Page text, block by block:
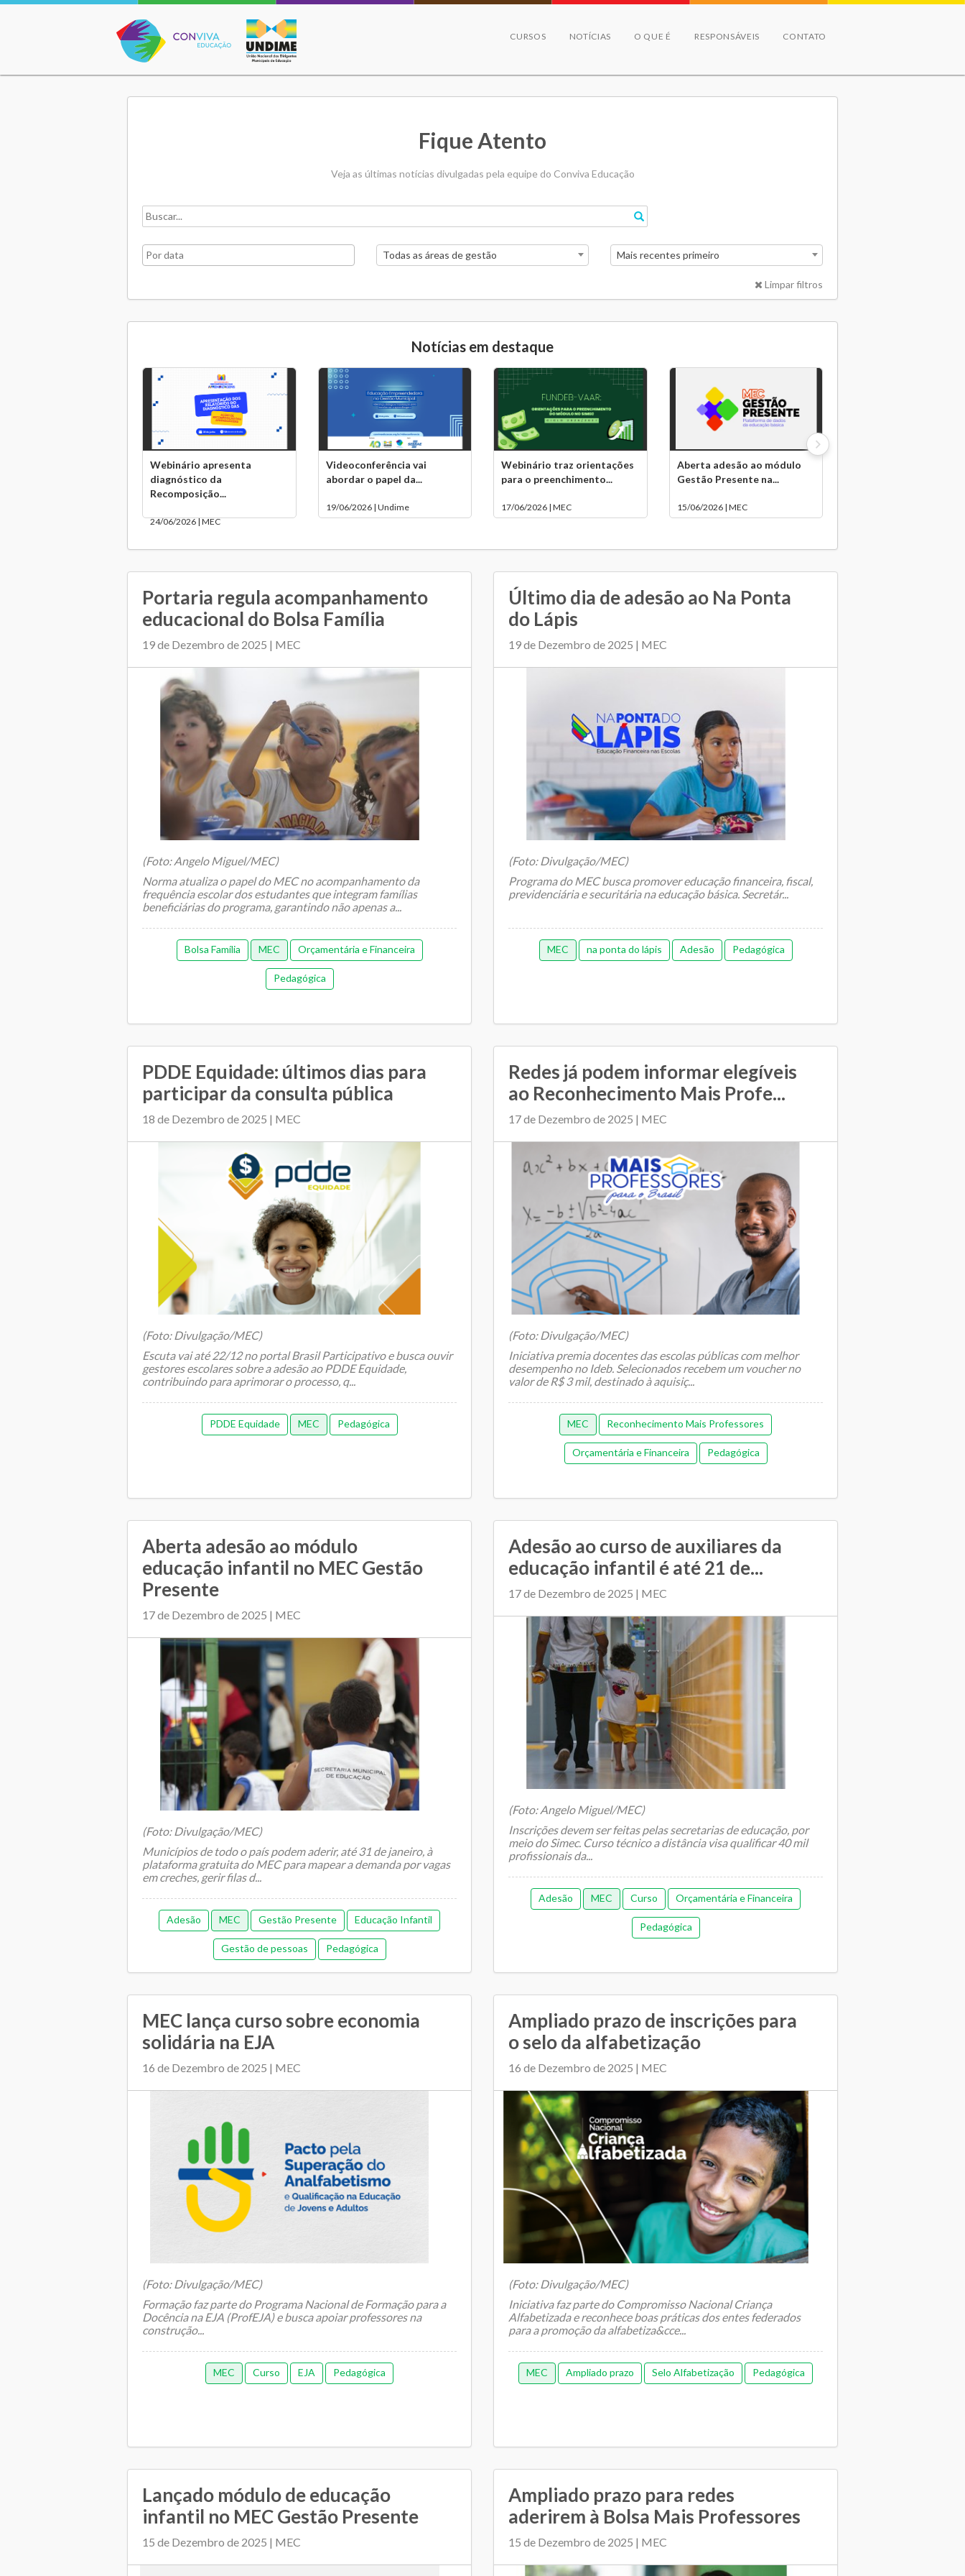
Conviva Educação
CURSOS NOTÍCIAS O QUE É RESPONSÁVEIS CONTATO
Fique Atento
Veja as últimas notícias divulgadas pela equipe do Conviva Educação
Todas as áreas de gestão Mais recentes primeiro
Limpar filtros
Notícias em destaque
Webinário apresenta
diagnóstico da
Recomposição...
24/06/2026 | MEC
Videoconferência vai
abordar o papel da...
19/06/2026 | Undime
Webinário traz orientações
para o preenchimento...
17/06/2026 | MEC
Aberta adesão ao módulo
Gestão Presente na...
15/06/2026 | MEC
Portaria regula acompanhamento
educacional do Bolsa Família
19 de Dezembro de 2025 | MEC
(Foto: Angelo Miguel/MEC)
Norma atualiza o papel do MEC no acompanhamento da
frequência escolar dos estudantes que integram famílias
beneficiárias do programa, garantindo não apenas a...
Bolsa Família MEC Orçamentária e Financeira
Pedagógica
Último dia de adesão ao Na Ponta
do Lápis
19 de Dezembro de 2025 | MEC
(Foto: Divulgação/MEC)
Programa do MEC busca promover educação financeira, fiscal,
previdenciária e securitária na educação básica. Secretár...
MEC na ponta do lápis Adesão Pedagógica
PDDE Equidade: últimos dias para
participar da consulta pública
18 de Dezembro de 2025 | MEC
(Foto: Divulgação/MEC)
Escuta vai até 22/12 no portal Brasil Participativo e busca ouvir
gestores escolares sobre a adesão ao PDDE Equidade,
contribuindo para aprimorar o processo, q...
PDDE Equidade MEC Pedagógica
Redes já podem informar elegíveis
ao Reconhecimento Mais Profe...
17 de Dezembro de 2025 | MEC
(Foto: Divulgação/MEC)
Iniciativa premia docentes das escolas públicas com melhor
desempenho no Ideb. Selecionados recebem um voucher no
valor de R$ 3 mil, destinado à aquisiç...
MEC Reconhecimento Mais Professores
Orçamentária e Financeira Pedagógica
Aberta adesão ao módulo
educação infantil no MEC Gestão
Presente
17 de Dezembro de 2025 | MEC
(Foto: Divulgação/MEC)
Municípios de todo o país podem aderir, até 31 de janeiro, à
plataforma gratuita do MEC para mapear a demanda por vagas
em creches, gerir filas d...
Adesão MEC Gestão Presente Educação Infantil
Gestão de pessoas Pedagógica
Adesão ao curso de auxiliares da
educação infantil é até 21 de...
17 de Dezembro de 2025 | MEC
(Foto: Angelo Miguel/MEC)
Inscrições devem ser feitas pelas secretarias de educação, por
meio do Simec. Curso técnico a distância visa qualificar 40 mil
profissionais da...
Adesão MEC Curso Orçamentária e Financeira
Pedagógica
MEC lança curso sobre economia
solidária na EJA
16 de Dezembro de 2025 | MEC
(Foto: Divulgação/MEC)
Formação faz parte do Programa Nacional de Formação para a
Docência na EJA (ProfEJA) e busca apoiar professores na
construção...
MEC Curso EJA Pedagógica
Ampliado prazo de inscrições para
o selo da alfabetização
16 de Dezembro de 2025 | MEC
(Foto: Divulgação/MEC)
Iniciativa faz parte do Compromisso Nacional Criança
Alfabetizada e reconhece boas práticas dos entes federados
para a promoção da alfabetiza&cce...
MEC Ampliado prazo Selo Alfabetização Pedagógica
Lançado módulo de educação
infantil no MEC Gestão Presente
15 de Dezembro de 2025 | MEC
Ampliado prazo para redes
aderirem à Bolsa Mais Professores
15 de Dezembro de 2025 | MEC